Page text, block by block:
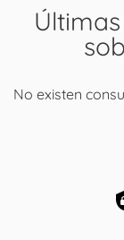
No existen